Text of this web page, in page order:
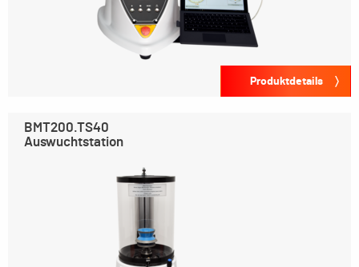
Produktdetails
BMT200.TS40
Auswuchtstation